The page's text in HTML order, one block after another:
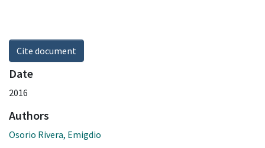
Cite document
Date
2016
Authors
Osorio Rivera, Emigdio